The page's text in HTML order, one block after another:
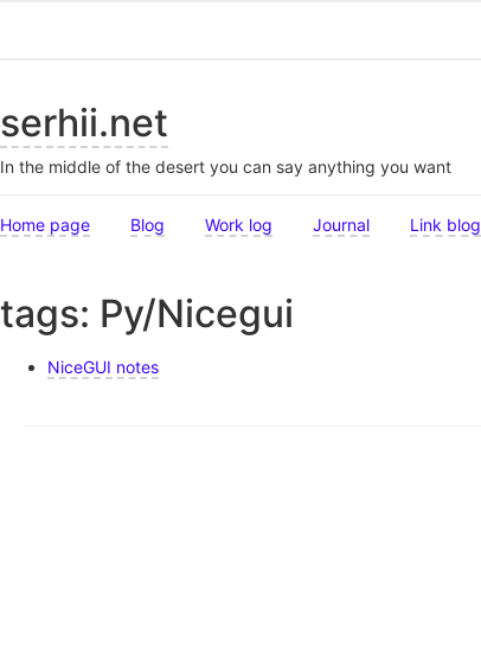
serhii.net
In the middle of the desert you can say anything you want
Home page Blog Work log Journal Link blog
tags: Py/Nicegui
NiceGUI notes